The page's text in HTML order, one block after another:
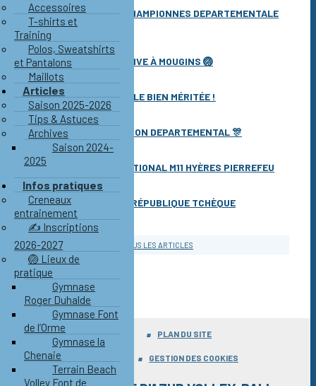
Accessoires
T-shirts et
Training
Polos, Sweatshirts
et Pantalons
Maillots
Articles
Saison 2025-2026
Tips & Astuces
Archives
Saison 2024-
2025
Infos pratiques
Creneaux
entrainement
✍️ Inscriptions
2026-2027
🏐 Lieux de
pratique
Gymnase
Roger Duhalde
Gymnase Font
de l’Orme
Gymnase la
Chenaie
Terrain Beach
Volley Font de
🏆 NOS FILLES M18 CHAMPIONNES DEPARTEMENTALE
2026 !
08 juin 2026 à 00H00
✨ Le FIT VOLLEY ARRIVE À MOUGINS 🏐
08 juin 2026 à 00H00
🥉 M18M : UNE MÉDAILLE BIEN MÉRITÉE !
07 juin 2026 à 00H00
🏆 4x4 MIXTE CHAMPION DEPARTEMENTAL 🎊
03 juin 2026 à 00H00
🔥 TOURNOI INTERNATIONAL M11 HYÈRES PIERREFEU
01 juin 2026 à 00H00
🇫🇷 FRANCE vs 🇨🇿 RÉPUBLIQUE TCHÈQUE
01 juin 2026 à 00H00
TOUS LES ARTICLES
PROTECTION DES DONNÉES PLAN DU SITE
MENTIONS LÉGALES GESTION DES COOKIES